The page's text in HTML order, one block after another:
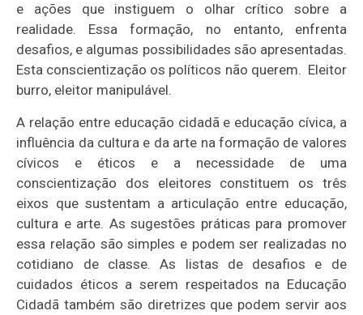
e ações que instiguem o olhar crítico sobre a
realidade. Essa formação, no entanto, enfrenta
desafios, e algumas possibilidades são apresentadas.
Esta conscientização os políticos não querem. Eleitor
burro, eleitor manipulável.
A relação entre educação cidadã e educação cívica, a
influência da cultura e da arte na formação de valores
cívicos e éticos e a necessidade de uma
conscientização dos eleitores constituem os três
eixos que sustentam a articulação entre educação,
cultura e arte. As sugestões práticas para promover
essa relação são simples e podem ser realizadas no
cotidiano de classe. As listas de desafios e de
cuidados éticos a serem respeitados na Educação
Cidadã também são diretrizes que podem servir aos